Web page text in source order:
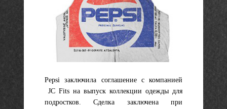
Pepsi заключила соглашение с компанией
JC Fits на выпуск коллекции одежды для
подростков. Сделка заключена при